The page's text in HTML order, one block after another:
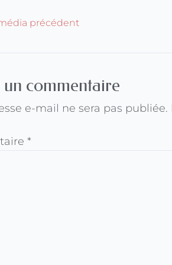
précédent
un commentaire
e-mail ne sera pas publiée.
*